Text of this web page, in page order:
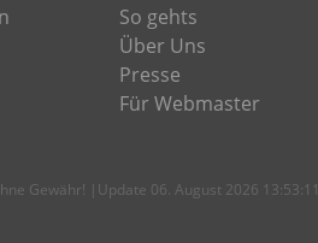
So gehts
Über Uns
Presse
Für Webmaster
Gewähr! |Update 06. August 2026 13:53:11